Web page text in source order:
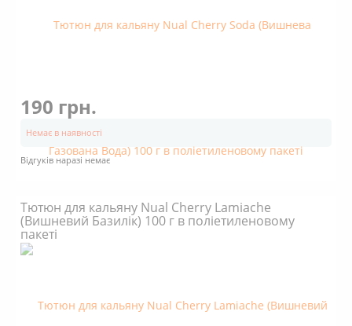
190 грн.
Немає в наявності
Відгуків наразі немає
Тютюн для кальяну Nual Cherry Lamiache
(Вишневий Базилік) 100 г в поліетиленовому
пакеті